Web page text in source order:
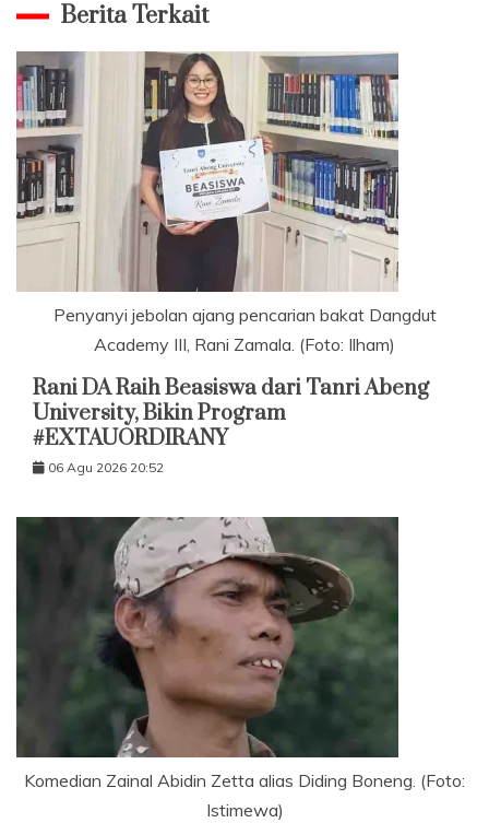
Berita Terkait
Penyanyi jebolan ajang pencarian bakat Dangdut
Academy III, Rani Zamala. (Foto: Ilham)
Rani DA Raih Beasiswa dari Tanri Abeng
University, Bikin Program
#EXTAUORDIRANY
06 Agu 2026 20:52
Komedian Zainal Abidin Zetta alias Diding Boneng. (Foto:
Istimewa)